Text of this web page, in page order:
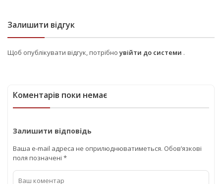
Залишити відгук
Щоб опублікувати відгук, потрібно увійти до системи .
Коментарів поки немає
Залишити відповідь
Ваша e-mail адреса не оприлюднюватиметься. Обов’язкові
поля позначені *